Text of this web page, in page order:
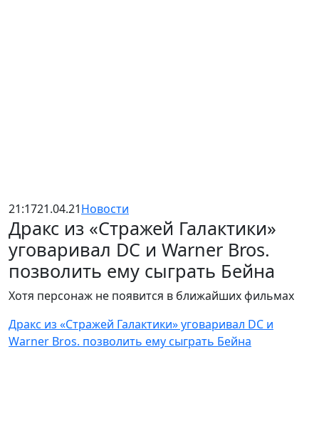
21:1721.04.21Новости
Дракс из «Стражей Галактики»
уговаривал DC и Warner Bros.
позволить ему сыграть Бейна
Хотя персонаж не появится в ближайших фильмах
Дракс из «Стражей Галактики» уговаривал DC и
Warner Bros. позволить ему сыграть Бейна